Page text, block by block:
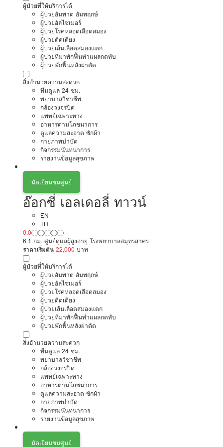
ผู้ป่วยที่ให้บริการได้
ผู้ป่วยอัมพาต อัมพฤกษ์
ผู้ป่วยอัลไซเมอร์
ผู้ป่วยโรคหลอดเลือดสมอง
ผู้ป่วยติดเตียง
ผู้ป่วยเส้นเลือดสมองแตก
ผู้ป่วยที่มาพักฟื้นทำแผลกดทับ
ผู้ป่วยพักฟื้นหลังผ่าตัด
สิ่งอำนวยความสะดวก
ทีมดูแล 24 ชม.
พยาบาลวิชาชีพ
กล้องวงจรปิด
แพทย์เฉพาะทาง
อาหารตามโภชนาการ
ดูแลความสะอาด ซักผ้า
กายภาพบำบัด
กิจกรรมนันทนาการ
รายงานข้อมูลสุขภาพ
นัดเยี่ยมชมศูนย์
อ๊อกซี่ เอลเดอลี่ ทาวน์
EN
TH
0.0
6.1 กม. ศูนย์ดูแลผู้สูงอายุ โรงพยาบาลสมุทรสาคร
ราคาเริ่มต้น 22,000 บาท
ผู้ป่วยที่ให้บริการได้
ผู้ป่วยอัมพาต อัมพฤกษ์
ผู้ป่วยอัลไซเมอร์
ผู้ป่วยโรคหลอดเลือดสมอง
ผู้ป่วยติดเตียง
ผู้ป่วยเส้นเลือดสมองแตก
ผู้ป่วยที่มาพักฟื้นทำแผลกดทับ
ผู้ป่วยพักฟื้นหลังผ่าตัด
สิ่งอำนวยความสะดวก
ทีมดูแล 24 ชม.
พยาบาลวิชาชีพ
กล้องวงจรปิด
แพทย์เฉพาะทาง
อาหารตามโภชนาการ
ดูแลความสะอาด ซักผ้า
กายภาพบำบัด
กิจกรรมนันทนาการ
รายงานข้อมูลสุขภาพ
นัดเยี่ยมชมศูนย์